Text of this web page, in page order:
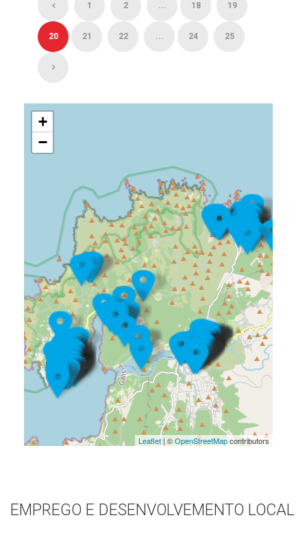
1 2 ... 18 19
20 21 22 ... 24 25
+
−
Leaflet| ©OpenStreetMapcontributors
EMPREGO E DESENVOLVEMENTO LOCAL